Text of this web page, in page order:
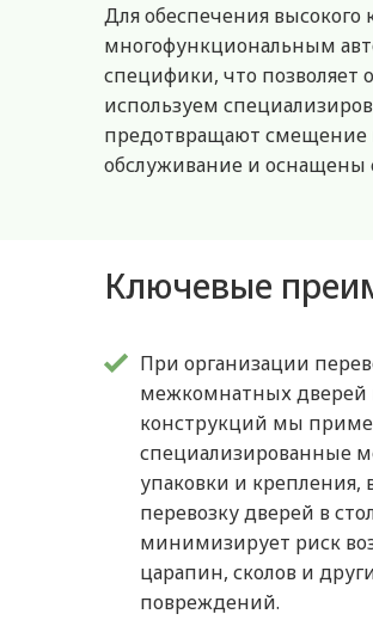
Для обеспечения высокого
многофункциональным
специфики, что
используем
предотвращают смещение
обслуживание и оснащены
Ключевые
При организации
межкомнатных дверей
конструкций мы
специализированные
упаковки и крепления,
перевозку дверей в
минимизирует риск
царапин, сколов и
повреждений.